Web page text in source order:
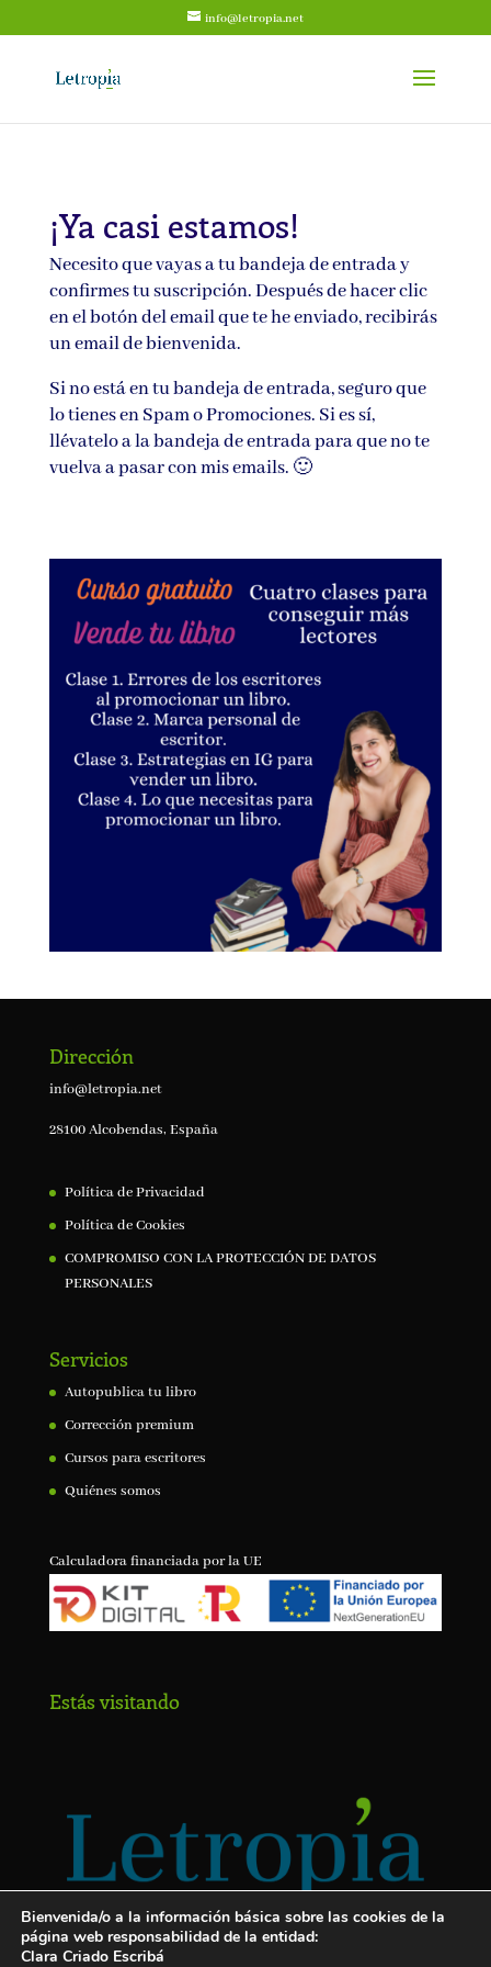
info@letropia.net
¡Ya casi estamos!
Necesito que vayas a tu bandeja de entrada y
confirmes tu suscripción. Después de hacer clic
en el botón del email que te he enviado, recibirás
un email de bienvenida.
Si no está en tu bandeja de entrada, seguro que
lo tienes en Spam o Promociones. Si es sí,
llévatelo a la bandeja de entrada para que no te
vuelva a pasar con mis emails. 🙂
Dirección
info@letropia.net
28100 Alcobendas, España
Política de Privacidad
Política de Cookies
COMPROMISO CON LA PROTECCIÓN DE DATOS
PERSONALES
Servicios
Autopublica tu libro
Corrección premium
Cursos para escritores
Quiénes somos
Calculadora financiada por la UE
Estás visitando
Bienvenida/o a la información básica sobre las cookies de la
página web responsabilidad de la entidad:
Clara Criado Escribá